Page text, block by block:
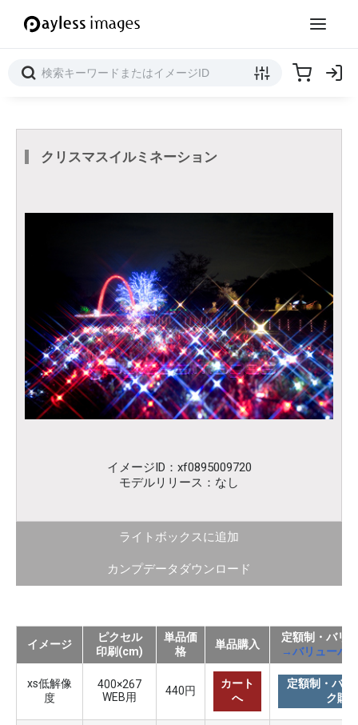
クリスマスイルミネーション
イメージID：xf0895009720
モデルリリース：なし
ライトボックスに追加
カンプデータダウンロード
イメージ
ピクセル
印刷(cm)
単品価
格
単品購入
定額制・バリ
→バリューパ
xs低解像
度
400×267
WEB用
440円
カート
へ
定額制・バリ
ク購